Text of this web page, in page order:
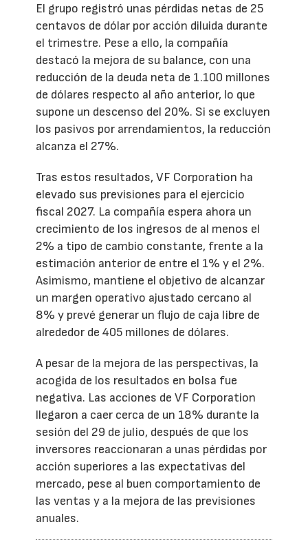
El grupo registró unas pérdidas netas de 25
centavos de dólar por acción diluida durante
el trimestre. Pese a ello, la compañía
destacó la mejora de su balance, con una
reducción de la deuda neta de 1.100 millones
de dólares respecto al año anterior, lo que
supone un descenso del 20%. Si se excluyen
los pasivos por arrendamientos, la reducción
alcanza el 27%.
Tras estos resultados, VF Corporation ha
elevado sus previsiones para el ejercicio
fiscal 2027. La compañía espera ahora un
crecimiento de los ingresos de al menos el
2% a tipo de cambio constante, frente a la
estimación anterior de entre el 1% y el 2%.
Asimismo, mantiene el objetivo de alcanzar
un margen operativo ajustado cercano al
8% y prevé generar un flujo de caja libre de
alrededor de 405 millones de dólares.
A pesar de la mejora de las perspectivas, la
acogida de los resultados en bolsa fue
negativa. Las acciones de VF Corporation
llegaron a caer cerca de un 18% durante la
sesión del 29 de julio, después de que los
inversores reaccionaran a unas pérdidas por
acción superiores a las expectativas del
mercado, pese al buen comportamiento de
las ventas y a la mejora de las previsiones
anuales.